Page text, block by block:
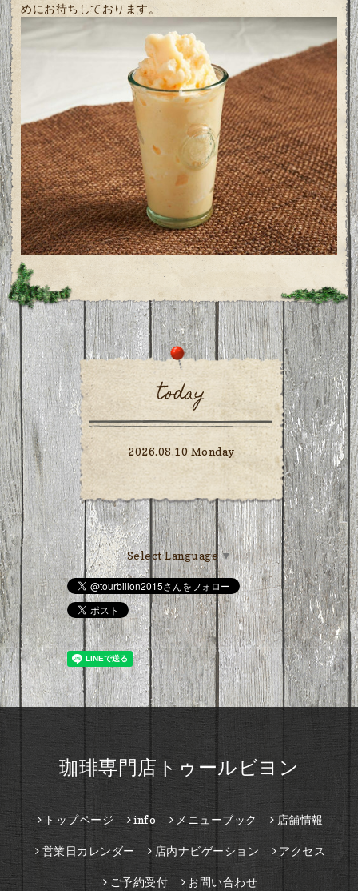
めにお待ちしております。
today
2026.08.10 Monday
Select Language▼
珈琲専門店トゥールビヨン
トップページ info メニューブック 店舗情報
営業日カレンダー 店内ナビゲーション アクセス
ご予約受付 お問い合わせ